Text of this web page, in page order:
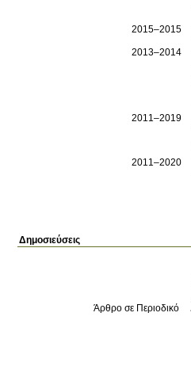
2015–2015
2013–2014
2011–2019
2011–2020
Δημοσιεύσεις
Άρθρο σε Περιοδικό